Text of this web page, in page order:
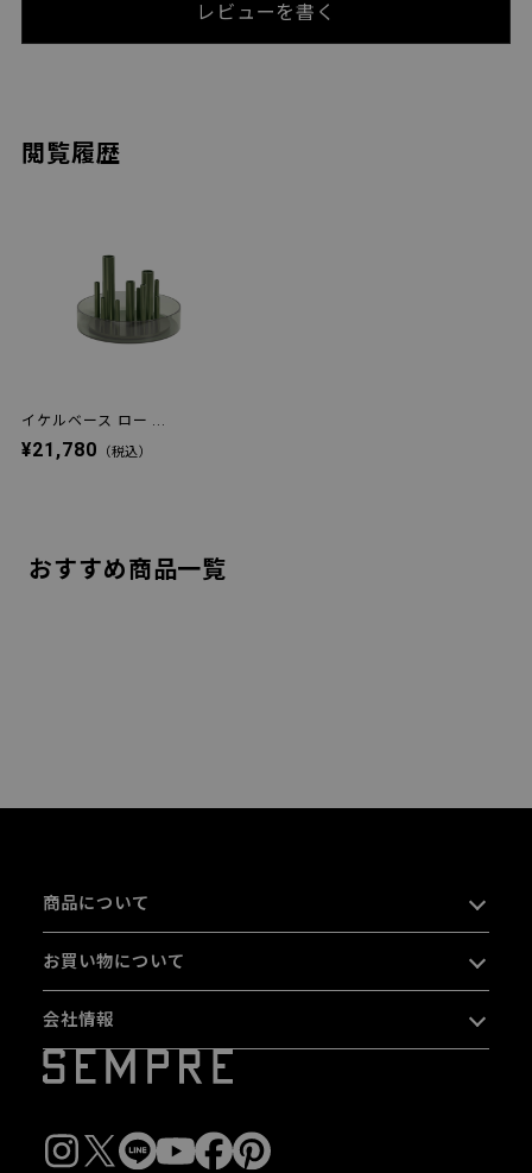
レビューを書く
閲覧履歴
イケルベース ロー ...
¥21,780 （税込）
おすすめ商品一覧
商品について
お買い物について
会社情報